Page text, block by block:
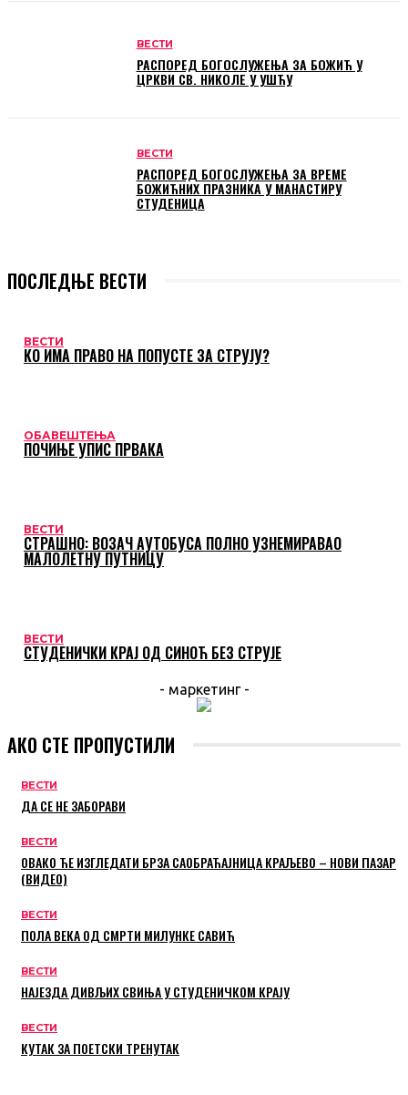
ВЕСТИ
РАСПОРЕД БОГОСЛУЖЕЊА ЗА БОЖИЋ У
ЦРКВИ СВ. НИКОЛЕ У УШЋУ
ВЕСТИ
РАСПОРЕД БОГОСЛУЖЕЊА ЗА ВРЕМЕ
БОЖИЋНИХ ПРАЗНИКА У МАНАСТИРУ
СТУДЕНИЦА
ПОСЛЕДЊЕ ВЕСТИ
ВЕСТИ
КО ИМА ПРАВО НА ПОПУСТЕ ЗА СТРУЈУ?
ОБАВЕШТЕЊА
ПОЧИЊЕ УПИС ПРВАКА
ВЕСТИ
СТРАШНО: ВОЗАЧ АУТОБУСА ПОЛНО УЗНЕМИРАВАО
МАЛОЛЕТНУ ПУТНИЦУ
ВЕСТИ
СТУДЕНИЧКИ КРАЈ ОД СИНОЋ БЕЗ СТРУЈЕ
- маркетинг -
АКО СТЕ ПРОПУСТИЛИ
ВЕСТИ
ДА СЕ НЕ ЗАБОРАВИ
ВЕСТИ
ОВАКО ЋЕ ИЗГЛЕДАТИ БРЗА САОБРАЋАЈНИЦА КРАЉЕВО – НОВИ ПАЗАР
(ВИДЕО)
ВЕСТИ
ПОЛА ВЕКА ОД СМРТИ МИЛУНКЕ САВИЋ
ВЕСТИ
НАЈЕЗДА ДИВЉИХ СВИЊА У СТУДЕНИЧКОМ КРАЈУ
ВЕСТИ
КУТАК ЗА ПОЕТСКИ ТРЕНУТАК